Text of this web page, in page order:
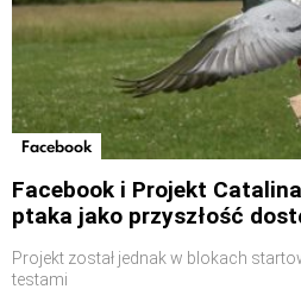
Facebook
Facebook i Projekt
ptaka jako przyszłość
Projekt został jednak w blokach
testami